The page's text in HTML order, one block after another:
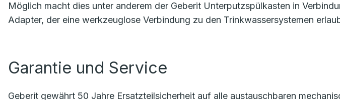
Möglich macht dies unter anderem der Geberit Unterputzspülkasten in
Adapter, der eine werkzeuglose Verbindung zu den Trinkwassersystemen
Garantie und Service
Geberit gewährt 50 Jahre Ersatzteilsicherheit auf alle austauschbaren